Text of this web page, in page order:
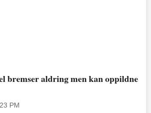
bremser aldring men kan oppildne
PM